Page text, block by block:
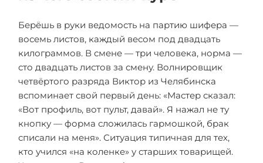
Берёшь в руки ведомость на партию шифера —
восемь листов, каждый весом под двадцать
килограммов. В смене — три человека, норма —
сто двадцать листов за смену. Волнировщик
четвёртого разряда Виктор из Челябинска
вспоминает свой первый день: «Мастер сказал:
«Вот профиль, вот пульт, давай». Я нажал не ту
кнопку — форма сложилась гармошкой, брак
списали на меня». Ситуация типичная для тех,
кто учился «на коленке» у старших товарищей.